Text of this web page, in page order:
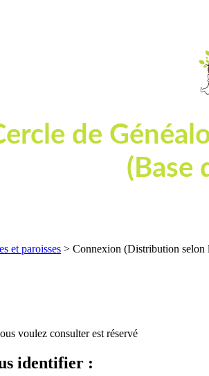
de
(Base
et paroisses > Connexion (Distribution selon
voulez consulter est réservé
identifier :